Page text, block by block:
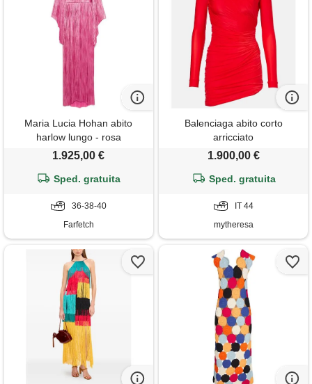
Maria Lucia Hohan abito
harlow lungo - rosa
1.925,00 €
Sped. gratuita
36-38-40
Farfetch
Balenciaga abito corto
arricciato
1.900,00 €
Sped. gratuita
IT 44
mytheresa